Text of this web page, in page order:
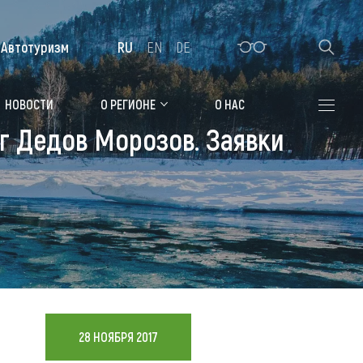
Алтайская зимовка
Где остановиться
Санатории
Гостиницы, отели
Коттеджи, базы
Сельские усадьбы
Мотели, придорожные отели
НОВОСТИ О РЕГИОНЕ О НАС
Автотуризм RU EN DE
Дедов Морозов. Заявки
28 НОЯБРЯ 2017